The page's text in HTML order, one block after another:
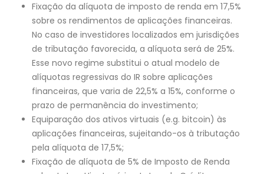
Fixação da alíquota de imposto de renda em 17,5%
sobre os rendimentos de aplicações financeiras.
No caso de investidores localizados em jurisdições
de tributação favorecida, a alíquota será de 25%.
Esse novo regime substitui o atual modelo de
alíquotas regressivas do IR sobre aplicações
financeiras, que varia de 22,5% a 15%, conforme o
prazo de permanência do investimento;
Equiparação dos ativos virtuais (e.g. bitcoin) às
aplicações financeiras, sujeitando-os à tributação
pela alíquota de 17,5%;
Fixação de alíquota de 5% de Imposto de Renda